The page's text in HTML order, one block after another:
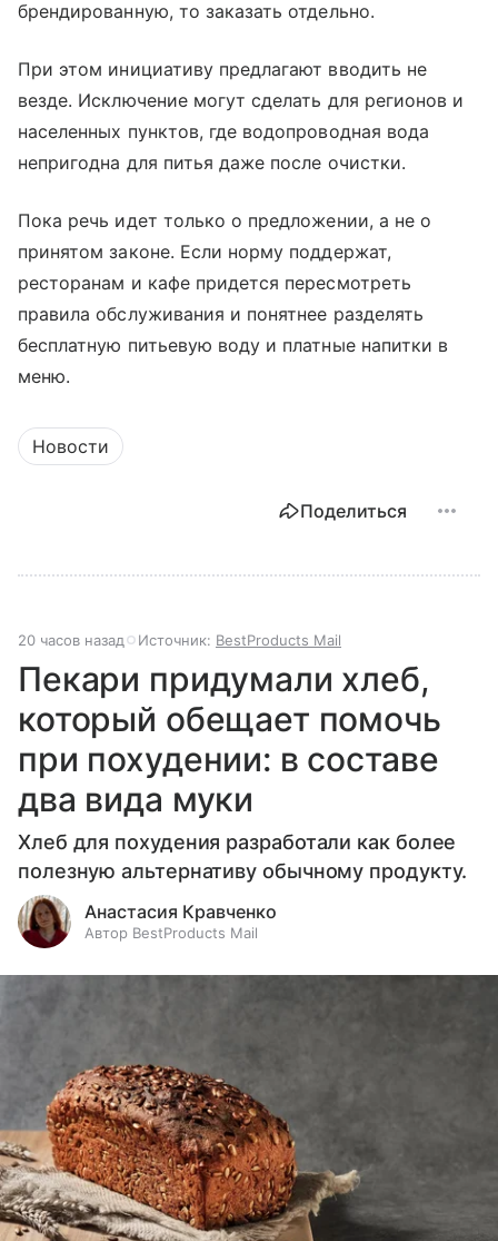
брендированную, то заказать отдельно.
При этом инициативу предлагают вводить не
везде. Исключение могут сделать для регионов и
населенных пунктов, где водопроводная вода
непригодна для питья даже после очистки.
Пока речь идет только о предложении, а не о
принятом законе. Если норму поддержат,
ресторанам и кафе придется пересмотреть
правила обслуживания и понятнее разделять
бесплатную питьевую воду и платные напитки в
меню.
Новости
Поделиться
20 часов назад Источник: BestProducts Mail
Пекари придумали хлеб,
который обещает помочь
при похудении: в составе
два вида муки
Хлеб для похудения разработали как более
полезную альтернативу обычному продукту.
Анастасия Кравченко
Автор BestProducts Mail